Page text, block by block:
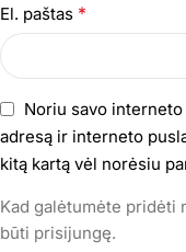
El. paštas *
Noriu savo
adresą ir interneto
kitą kartą vėl norėsiu
Kad galėtumėte pridėti
būti prisijungę.